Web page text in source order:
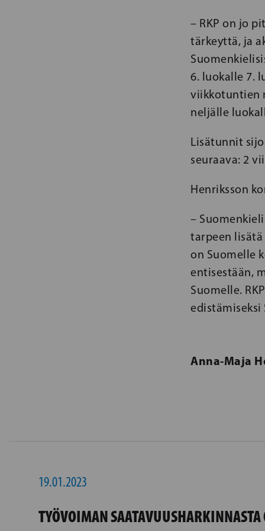
– RKP on jo
tärkeyttä, ja
6. luokalle 7.
viikkotuntien
neljälle
Lisätunnit
seuraava: 2
Henriksson
–
tarpeen
on Suomelle
entisestään,
Suomelle.
edistämiseksi
Anna-Maja
19.01.2023
TYÖVOIMAN